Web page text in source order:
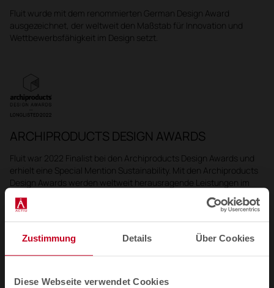
Zustimmung Details Über Cookies
Diese Webseite verwendet Cookies
Fluit wurde mit dem renommierten German Design Award
ausgezeichnet, der weltweit den Maßstab für Innovation und
Wettbewerbsfähigkeit im Design setzt.
ARCHIPRODUCTS DESIGN AWARDS
Fluit war 2022 Finalist bei den Archiproducts Design Awards und
erhielt eine Special Mention Sustainability. Mit den Archiproducts
Design Awards werden weltweit herausragende Leistungen im
Bereich Design ausgezeichnet.